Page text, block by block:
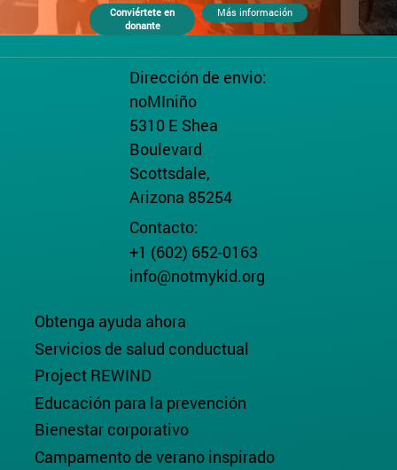
Conviértete en
donante
Más información
Dirección de envio:
noMIniño
5310 E Shea
Boulevard
Scottsdale,
Arizona 85254
Contacto:
+1 (602) 652-0163
info@notmykid.org
Obtenga ayuda ahora
Servicios de salud conductual
Project REWIND
Educación para la prevención
Bienestar corporativo
Campamento de verano inspirado